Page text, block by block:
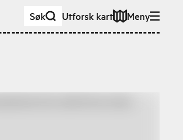
Søk Utforsk kart Meny